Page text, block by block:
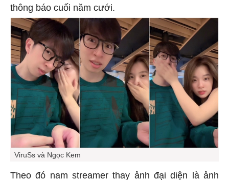
thông báo cuối năm cưới.
ViruSs và Ngọc Kem
Theo đó nam streamer thay ảnh đại diện là ảnh